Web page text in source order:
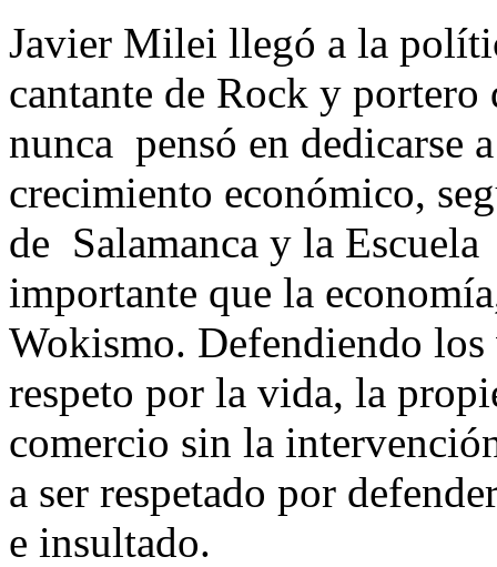
Javier Milei llegó a la
cantante de Rock y
nunca pensó en dedicarse
crecimiento económico,
de Salamanca y la
importante que la
Wokismo. Defendiendo
respeto por la vida, la
comercio sin la
a ser respetado por
e insultado.